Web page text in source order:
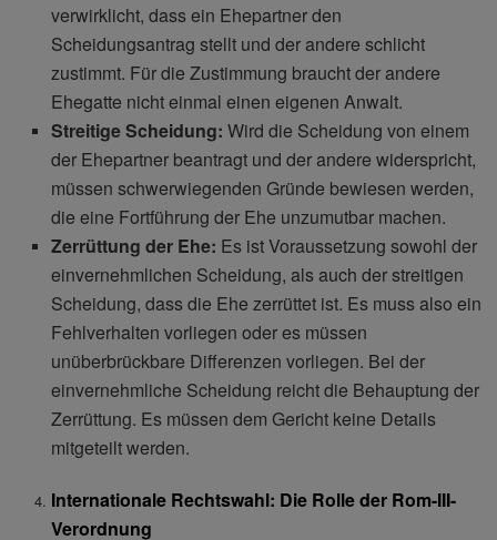
verwirklicht, dass ein Ehepartner den
Scheidungsantrag stellt und der andere schlicht
zustimmt. Für die Zustimmung braucht der andere
Ehegatte nicht einmal einen eigenen Anwalt.
Streitige Scheidung: Wird die Scheidung von einem
der Ehepartner beantragt und der andere widerspricht,
müssen schwerwiegenden Gründe bewiesen werden,
die eine Fortführung der Ehe unzumutbar machen.
Zerrüttung der Ehe: Es ist Voraussetzung sowohl der
einvernehmlichen Scheidung, als auch der streitigen
Scheidung, dass die Ehe zerrüttet ist. Es muss also ein
Fehlverhalten vorliegen oder es müssen
unüberbrückbare Differenzen vorliegen. Bei der
einvernehmliche Scheidung reicht die Behauptung der
Zerrüttung. Es müssen dem Gericht keine Details
mitgeteilt werden.
Internationale Rechtswahl: Die Rolle der Rom-III-
Verordnung